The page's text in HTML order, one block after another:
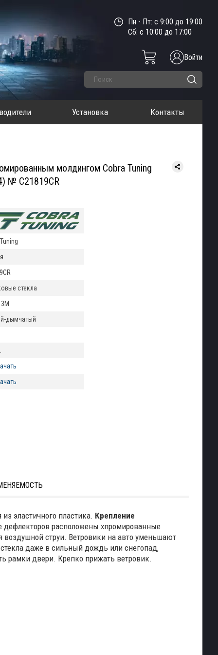
Пн - Пт: с 9:00 до 19:00
Сб: с 10:00 до 17:00
Войти
Установка Контакты
молдингом Cobra Tuning
№ C21819CR
стекла
3М
дымчатый
эластичного пластика. Крепление
дефлекторов расположены хпромированные
струи. Ветровики на авто уменьшают
даже в сильный дождь или снегопад,
рамки двери. Крепко прижать ветровик.